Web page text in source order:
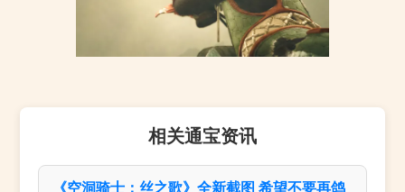
相关通宝资讯
《空洞骑士：丝之歌》全新截图 希望不要再鸽